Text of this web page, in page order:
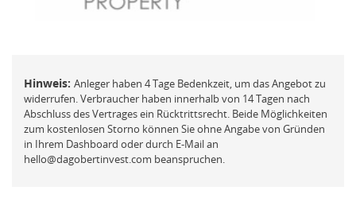
Neues Kundenkonto anlegen
NEUEN ACCOUNT ANLEGEN
Hinweis: Anleger haben 4 Tage Bedenkzeit, um das Angebot zu
widerrufen. Verbraucher haben innerhalb von 14 Tagen nach
Abschluss des Vertrages ein Rücktrittsrecht. Beide Möglichkeiten
zum kostenlosen Storno können Sie ohne Angabe von Gründen
in Ihrem Dashboard oder durch E-Mail an
hello@dagobertinvest.com beanspruchen.